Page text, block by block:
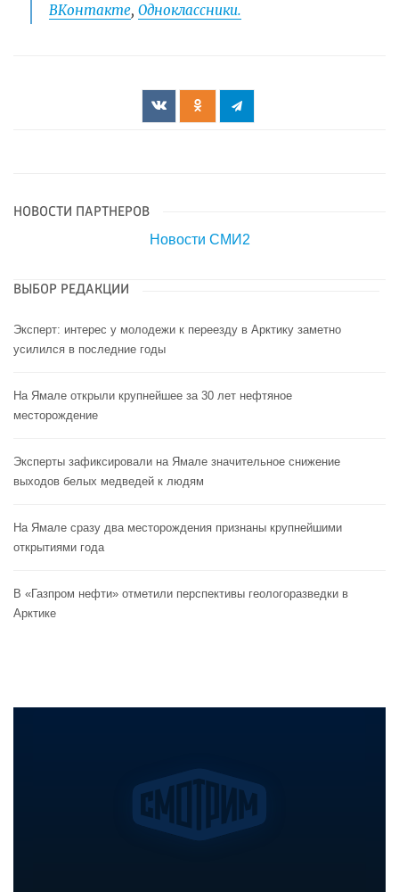
ВКонтакте, Одноклассники.
НОВОСТИ ПАРТНЕРОВ
Новости СМИ2
ВЫБОР РЕДАКЦИИ
Эксперт: интерес у молодежи к переезду в Арктику заметно
усилился в последние годы
На Ямале открыли крупнейшее за 30 лет нефтяное
месторождение
Эксперты зафиксировали на Ямале значительное снижение
выходов белых медведей к людям
На Ямале сразу два месторождения признаны крупнейшими
открытиями года
В «Газпром нефти» отметили перспективы геологоразведки в
Арктике